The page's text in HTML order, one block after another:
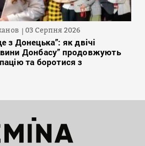
03 Серпня 2026
з Донецька”: як двічі
Донбасу” продовжують
та боротися з